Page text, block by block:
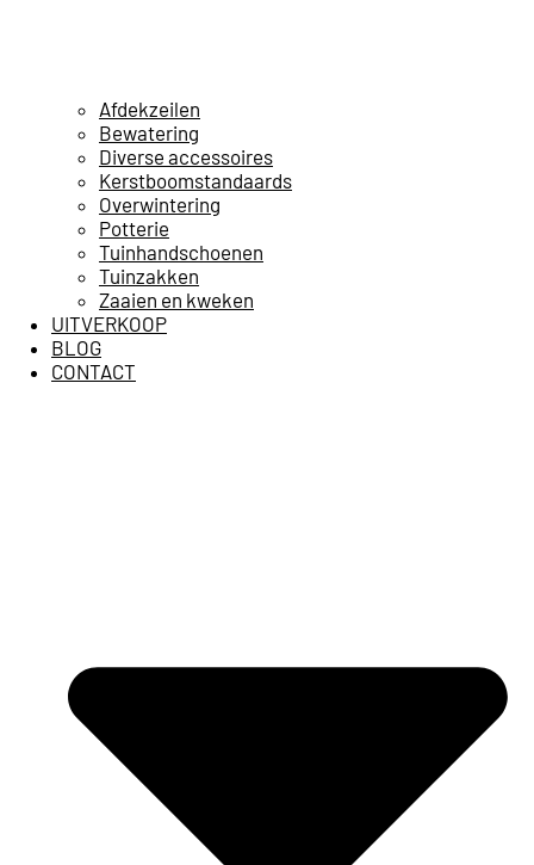
Afdekzeilen
Bewatering
Diverse accessoires
Kerstboomstandaards
Overwintering
Potterie
Tuinhandschoenen
Tuinzakken
Zaaien en kweken
UITVERKOOP
BLOG
CONTACT